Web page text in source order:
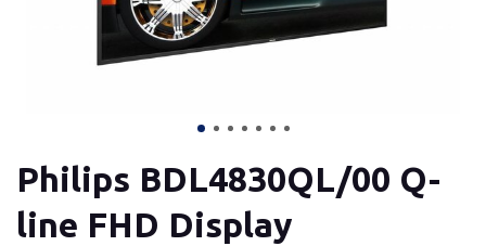
Philips BDL4830QL/00 Q-
line FHD Display